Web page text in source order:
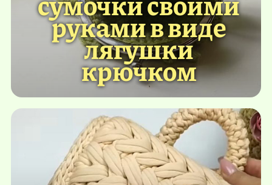
руками в виде
лягушки
крючком